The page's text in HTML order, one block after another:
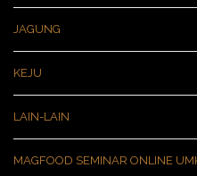
JAGUNG
KEJU
LAIN-LAIN
MAGFOOD SEMINAR ONLINE